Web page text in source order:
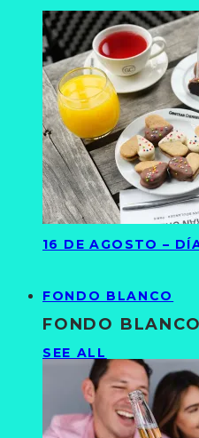
16 DE AGOSTO –
FONDO BLANCO
FONDO BLANCO
SEE ALL